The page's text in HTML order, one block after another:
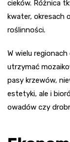
cieków. Różnica
kwater, okresach
roślinności.
W wielu
utrzymać
pasy krzewów,
estetyki, ale i
owadów czy